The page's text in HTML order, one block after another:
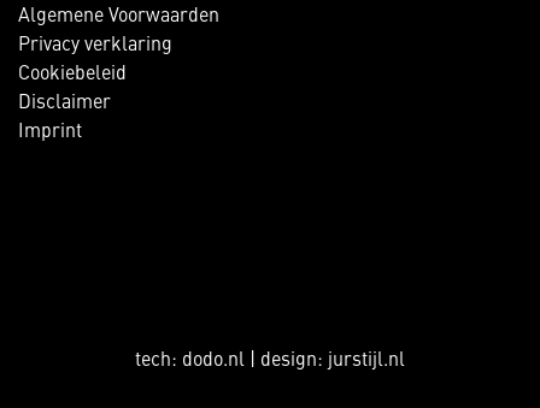
Algemene Voorwaarden
Privacy verklaring
Cookiebeleid
Disclaimer
Imprint
tech: dodo.nl design: jurstijl.nl